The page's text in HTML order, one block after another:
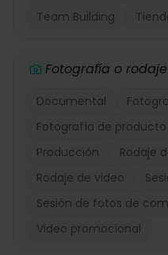
Team Building
Fotografía o rodaje
Documental
Fotografía de producto
Producción
Rodaje
Rodaje de video
Sesión de fotos de
Video promocional